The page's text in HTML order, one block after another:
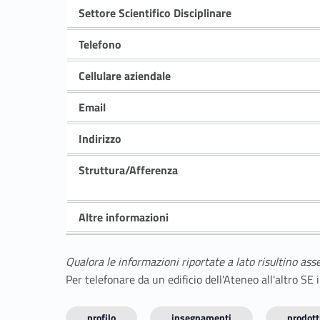
Settore Scientifico Disciplinare
Telefono
Cellulare aziendale
Email
Indirizzo
Struttura/Afferenza
Altre informazioni
Qualora le informazioni riportate a lato risultino
Per telefonare da un edificio dell'Ateneo all'altro